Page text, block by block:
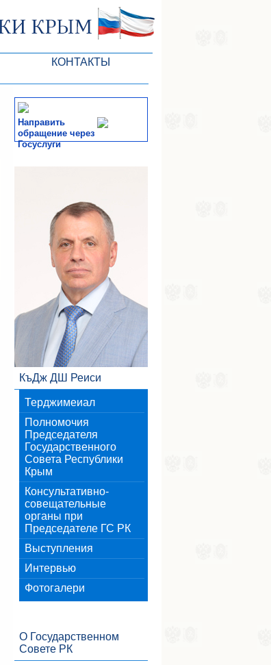
КОНТАКТЫ
Направить
обращение через
Госуслуги
КъДж ДШ Реиси
Терджимеиал
Полномочия
Председателя
Государственного
Совета Республики
Крым
Консультативно-
совещательные
органы при
Председателе ГС РК
Выступления
Интервью
Фотогалери
О Государственном
Совете РК